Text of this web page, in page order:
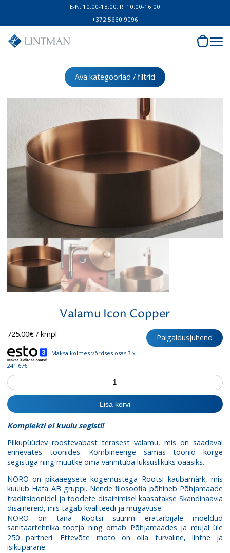
E-N: 10:00-18:00; R: 10:00-16:00
+372 5660 9096
Ava kategooriad / filtrid
Valamu Icon Copper
Paigaldusjuhend
725.00€/ kmpl
Maksa kolmes võrdses osas 3 x
241.67€
Valamu
Icon
Copper
kogus
Lisa korvi
Komplekti ei kuulu segisti!
Pilkupüüdev roostevabast terasest valamu, mis on saadaval
erinevates toonides. Kombineerige samas toonid kõrge
segistiga ning muutke oma vannituba luksuslikuks oaasiks.
NORO on pikaaegsete kogemustega Rootsi kaubamärk, mis
kuulub Hafa AB gruppi. Nende filosoofia põhineb Põhjamaade
traditsioonidel ja toodete disainimisel kaasatakse Skandinaavia
disainereid, mis tagab kvaliteedi ja mugavuse.
NORO on täna Rootsi suurim eratarbijale mõeldud
sanitaartehnika tootja ning omab Põhjamaades ja mujal üle
250 partneri. Ettevõte moto on olla turvaline, lihtne ja
isikupärane.